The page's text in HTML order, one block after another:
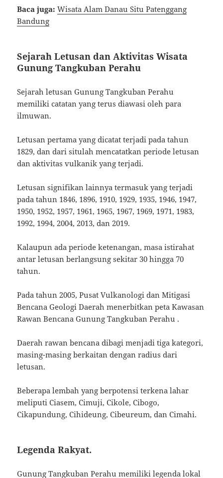
Baca juga: Wisata Alam Danau Situ Patenggang
Bandung
Sejarah Letusan dan Aktivitas Wisata
Gunung Tangkuban Perahu
Sejarah letusan Gunung Tangkuban Perahu
memiliki catatan yang terus diawasi oleh para
ilmuwan.
Letusan pertama yang dicatat terjadi pada tahun
1829, dan dari situlah mencatatkan periode letusan
dan aktivitas vulkanik yang terjadi.
Letusan signifikan lainnya termasuk yang terjadi
pada tahun 1846, 1896, 1910, 1929, 1935, 1946, 1947,
1950, 1952, 1957, 1961, 1965, 1967, 1969, 1971, 1983,
1992, 1994, 2004, 2013, dan 2019.
Kalaupun ada periode ketenangan, masa istirahat
antar letusan berlangsung sekitar 30 hingga 70
tahun.
Pada tahun 2005, Pusat Vulkanologi dan Mitigasi
Bencana Geologi Daerah menerbitkan peta Kawasan
Rawan Bencana Gunung Tangkuban Perahu .
Daerah rawan bencana dibagi menjadi tiga kategori,
masing-masing berkaitan dengan radius dari
letusan.
Beberapa lembah yang berpotensi terkena lahar
meliputi Ciasem, Cimuji, Cikole, Cibogo,
Cikapundung, Cihideung, Cibeureum, dan Cimahi.
Legenda Rakyat.
Gunung Tangkuban Perahu memiliki legenda lokal